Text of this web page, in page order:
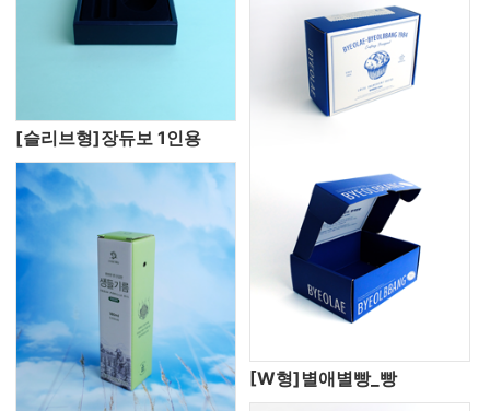
[슬리브형]장듀보 1인용
[W형]별애별빵_빵